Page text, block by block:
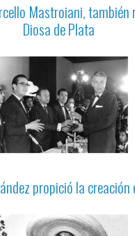
Mastroiani, también
Diosa de Plata
propició la creación